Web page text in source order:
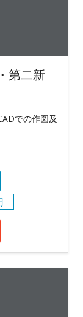
第二新
での作図及